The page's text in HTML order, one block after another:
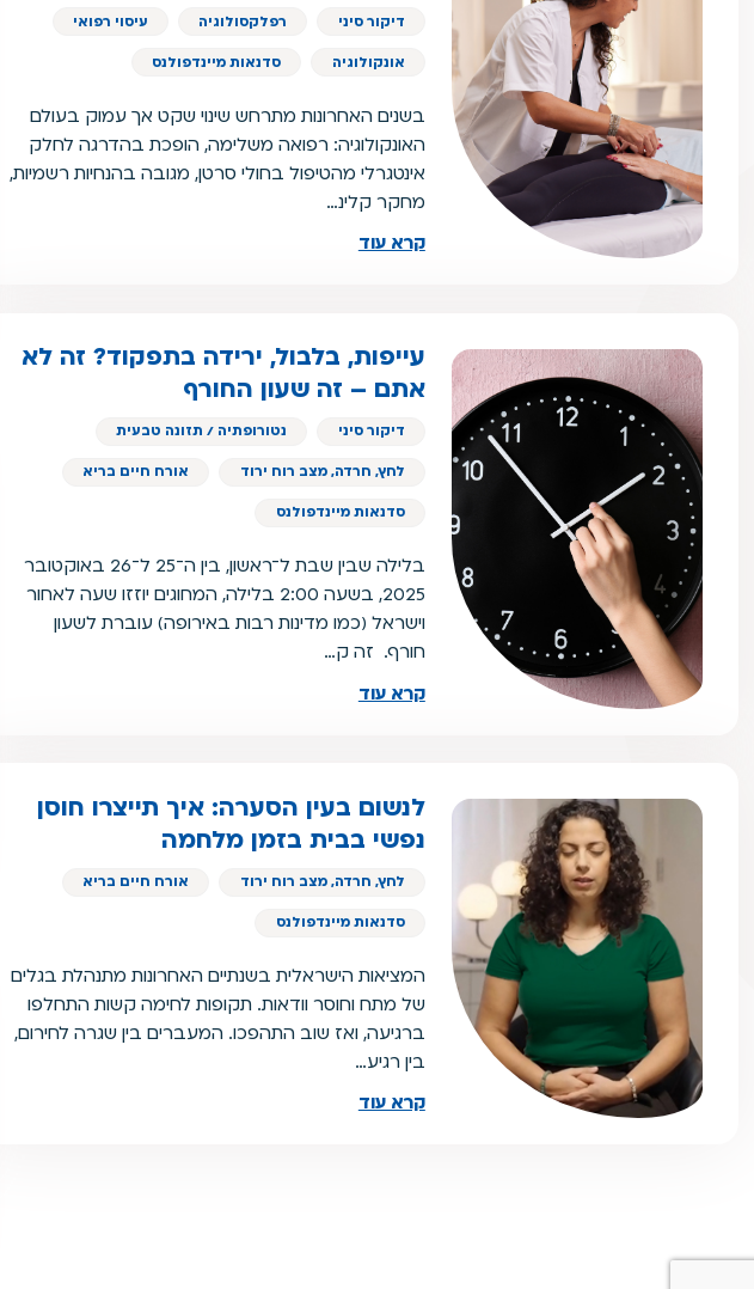
דיקור סיני רפלקסולוגיה עיסוי רפואי
אונקולוגיה סדנאות מיינדפולנס
בשנים האחרונות מתרחש שינוי שקט אך עמוק בעולם
האונקולוגיה: רפואה משלימה, הופכת בהדרגה לחלק
אינטגרלי מהטיפול בחולי סרטן, מגובה בהנחיות רשמיות,
מחקר קלינ…
קרא עוד
עייפות, בלבול, ירידה בתפקוד? זה לא
אתם – זה שעון החורף
דיקור סיני נטורופתיה / תזונה טבעית
לחץ, חרדה, מצב רוח ירוד אורח חיים בריא
סדנאות מיינדפולנס
בלילה שבין שבת ל־ראשון, בין ה־25 ל־26 באוקטובר
2025, בשעה 2:00 בלילה, המחוגים יוזזו שעה לאחור
וישראל (כמו מדינות רבות באירופה) עוברת לשעון
חורף. זה ק…
קרא עוד
לנשום בעין הסערה: איך תייצרו חוסן
נפשי בבית בזמן מלחמה
לחץ, חרדה, מצב רוח ירוד אורח חיים בריא
סדנאות מיינדפולנס
המציאות הישראלית בשנתיים האחרונות מתנהלת בגלים
של מתח וחוסר וודאות. תקופות לחימה קשות התחלפו
ברגיעה, ואז שוב התהפכו. המעברים בין שגרה לחירום,
בין רגיע…
קרא עוד